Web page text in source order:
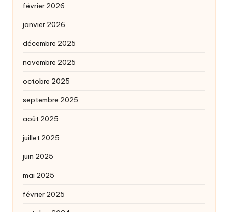
février 2026
janvier 2026
décembre 2025
novembre 2025
octobre 2025
septembre 2025
août 2025
juillet 2025
juin 2025
mai 2025
février 2025